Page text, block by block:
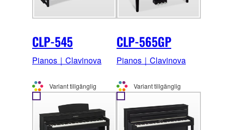
CLP-545
Pianos｜Clavinova
Variant tillgänglig
CLP-565GP
Pianos｜Clavinova
Variant tillgänglig